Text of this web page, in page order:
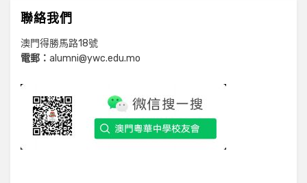
聯絡我們
澳門得勝馬路18號
電郵： alumni@ywc.edu.mo